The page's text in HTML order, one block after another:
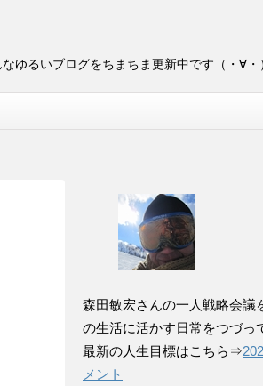
ゆるいブログをちまちま更新中です（・∀・
森田敏宏さんの一人戦略会議
の生活に活かす日常をつづっ
最新の人生目標はこちら⇒
メント